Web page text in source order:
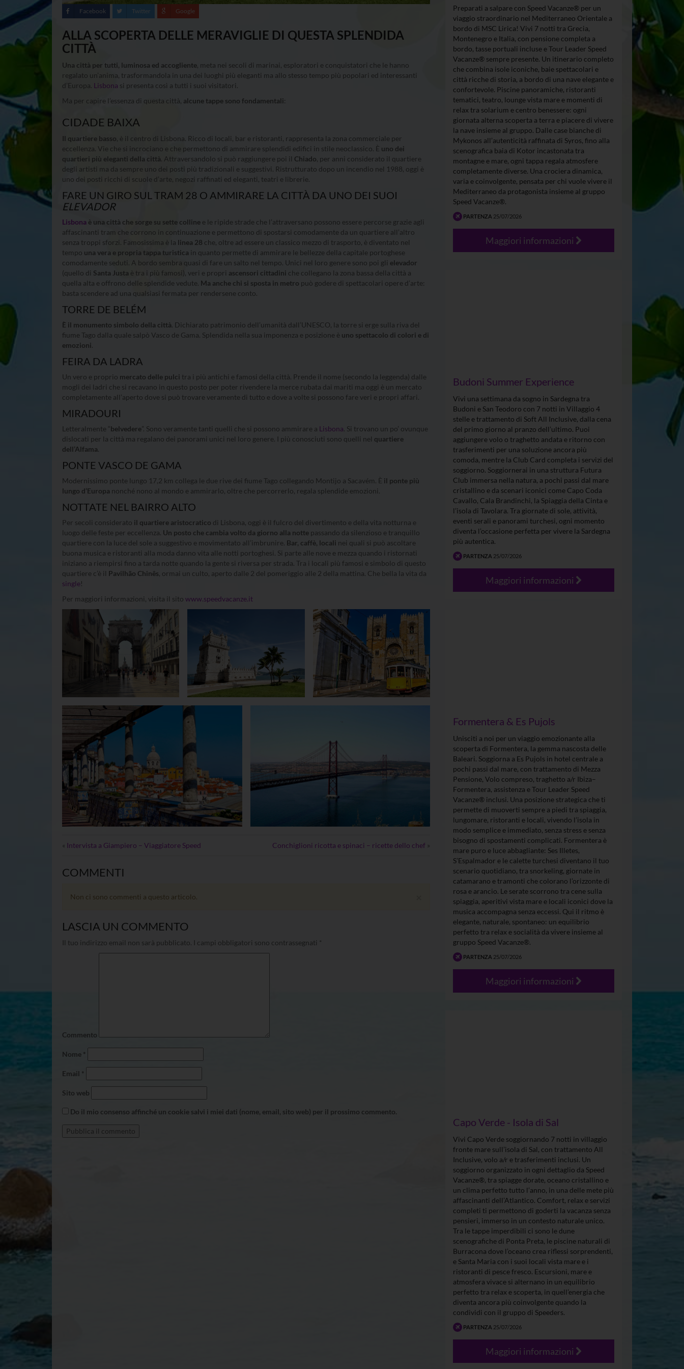
Facebook Twitter Google
ALLA SCOPERTA DELLE MERAVIGLIE DI QUESTA SPLENDIDA
CITTÀ
Una città per tutti, luminosa ed accogliente, meta nei secoli di marinai, esploratori e conquistatori che le hanno
regalato un’anima, trasformandola in una dei luoghi più eleganti ma allo stesso tempo più popolari ed interessanti
d’Europa. Lisbona si presenta così a tutti i suoi visitatori.
Ma per capire l’essenza di questa città, alcune tappe sono fondamentali:
CIDADE BAIXA
Il quartiere basso , è il centro di Lisbona. Ricco di locali, bar e ristoranti, rappresenta la zona commerciale per
eccellenza. Vie che si incrociano e che permettono di ammirare splendidi edifici in stile neoclassico. È uno dei
quartieri più eleganti della città . Attraversandolo si può raggiungere poi il Chiado, per anni considerato il quartiere
degli artisti ma da sempre uno dei posti più tradizionali e suggestivi. Ristrutturato dopo un incendio nel 1988, oggi è
uno dei posti ricchi di scuole d’arte, negozi raffinati ed eleganti, teatri e librerie.
FARE UN GIRO SUL TRAM 28 O AMMIRARE LA CITTÀ DA UNO DEI SUOI
ELEVADOR
Lisbona è una città che sorge su sette colline e le ripide strade che l’attraversano possono essere percorse grazie agli
affascinanti tram che corrono in continuazione e permettono di spostarsi comodamente da un quartiere all’altro
senza troppi sforzi. Famosissima è la linea 28 che, oltre ad essere un classico mezzo di trasporto, è diventato nel
tempo una vera e propria tappa turistica in quanto permette di ammirare le bellezze della capitale portoghese
comodamente seduti. A bordo sembra quasi di fare un salto nel tempo. Unici nel loro genere sono poi gli elevador
(quello di Santa Justa è tra i più famosi), veri e propri ascensori cittadini che collegano la zona bassa della città a
quella alta e offrono delle splendide vedute. Ma anche chi si sposta in metro può godere di spettacolari opere d’arte:
basta scendere ad una qualsiasi fermata per rendersene conto.
TORRE DE BELÉM
È il monumento simbolo della città. Dichiarato patrimonio dell’umanità dall’UNESCO, la torre si erge sulla riva del
fiume Tago dalla quale salpò Vasco de Gama. Splendida nella sua imponenza e posizione è uno spettacolo di colori e di
emozioni.
FEIRA DA LADRA
Un vero e proprio mercato delle pulci tra i più antichi e famosi della città. Prende il nome (secondo la leggenda) dalle
mogli dei ladri che si recavano in questo posto per poter rivendere la merce rubata dai mariti ma oggi è un mercato
completamente all’aperto dove si può trovare veramente di tutto e dove a volte si possono fare veri e propri affari.
MIRADOURI
Letteralmente “ belvedere”. Sono veramente tanti quelli che si possono ammirare a Lisbona. Si trovano un po’ ovunque
dislocati per la città ma regalano dei panorami unici nel loro genere. I più conosciuti sono quelli nel quartiere
dell’Alfama.
PONTE VASCO DE GAMA
Modernissimo ponte lungo 17,2 km collega le due rive dei fiume Tago collegando Montijo a Sacavém. È il ponte più
lungo d’Europa nonché nono al mondo e ammirarlo, oltre che percorrerlo, regala splendide emozioni.
NOTTATE NEL BAIRRO ALTO
Per secoli considerato il quartiere aristocratico di Lisbona, oggi è il fulcro del divertimento e della vita notturna e
luogo delle feste per eccellenza. Un posto che cambia volto da giorno alla notte passando da silenzioso e tranquillo
quartiere con la luce del sole a suggestivo e movimentato all’imbrunire. Bar, caffè, locali nei quali si può ascoltare
buona musica e ristoranti alla moda danno vita alle notti portoghesi. Si parte alle nove e mezza quando i ristornati
iniziano a riempirsi fino a tarda notte quando la gente si riversa per strada. Tra i locali più famosi e simbolo di questo
quartiere c’è il Pavilhão Chinês, ormai un culto, aperto dalle 2 del pomeriggio alle 2 della mattina. Che bella la vita da
single!
Per maggiori informazioni, visita il sito www.speedvacanze.it
« Intervista a Giampiero – Viaggiatore Speed Conchiglioni ricotta e spinaci – ricette dello chef »
COMMENTI
Non ci sono commenti a questo articolo.
LASCIA UN COMMENTO
Il tuo indirizzo email non sarà pubblicato. I campi obbligatori sono contrassegnati *
Commento
Nome *
Email *
Sito web
Do il mio consenso affinché un cookie salvi i miei dati (nome, email, sito web) per il prossimo commento.
Preparati a salpare con Speed Vacanze® per un
viaggio straordinario nel Mediterraneo Orientale a
bordo di MSC Lirica! Vivi 7 notti tra Grecia,
Montenegro e Italia, con pensione completa a
bordo, tasse portuali incluse e Tour Leader Speed
Vacanze® sempre presente. Un itinerario completo
che combina isole iconiche, baie spettacolari e
città ricche di storia, a bordo di una nave elegante e
confortevole. Piscine panoramiche, ristoranti
tematici, teatro, lounge vista mare e momenti di
relax tra solarium e centro benessere: ogni
giornata alterna scoperta a terra e piacere di vivere
la nave insieme al gruppo. Dalle case bianche di
Mykonos all’autenticità raffinata di Syros, fino alla
scenografica baia di Kotor incastonata tra
montagne e mare, ogni tappa regala atmosfere
completamente diverse. Una crociera dinamica,
varia e coinvolgente, pensata per chi vuole vivere il
Mediterraneo da protagonista insieme al gruppo
Speed Vacanze®.
PARTENZA 25/07/2026
Maggiori informazioni
Budoni Summer Experience
Vivi una settimana da sogno in Sardegna tra
Budoni e San Teodoro con 7 notti in Villaggio 4
stelle e trattamento di Soft All Inclusive, dalla cena
del primo giorno al pranzo dell’ultimo. Puoi
aggiungere volo o traghetto andata e ritorno con
trasferimenti per una soluzione ancora più
comoda, mentre la Club Card completa i servizi del
soggiorno. Soggiornerai in una struttura Futura
Club immersa nella natura, a pochi passi dal mare
cristallino e da scenari iconici come Capo Coda
Cavallo, Cala Brandinchi, la Spiaggia della Cinta e
l’isola di Tavolara. Tra giornate di sole, attività,
eventi serali e panorami turchesi, ogni momento
diventa l’occasione perfetta per vivere la Sardegna
più autentica.
PARTENZA 25/07/2026
Maggiori informazioni
Formentera & Es Pujols
Unisciti a noi per un viaggio emozionante alla
scoperta di Formentera, la gemma nascosta delle
Baleari. Soggiorna a Es Pujols in hotel centrale a
pochi passi dal mare, con trattamento di Mezza
Pensione, Volo compreso, traghetto a/r Ibiza–
Formentera, assistenza e Tour Leader Speed
Vacanze® inclusi. Una posizione strategica che ti
permette di muoverti sempre a piedi tra spiaggia,
lungomare, ristoranti e locali, vivendo l’isola in
modo semplice e immediato, senza stress e senza
bisogno di spostamenti complicati. Formentera è
mare puro e luce abbagliante: Ses Illetes,
S’Espalmador e le calette turchesi diventano il tuo
scenario quotidiano, tra snorkeling, giornate in
catamarano e tramonti che colorano l’orizzonte di
rosa e arancio. Le serate scorrono tra cene sulla
spiaggia, aperitivi vista mare e locali iconici dove la
musica accompagna senza eccessi. Qui il ritmo è
elegante, naturale, spontaneo: un equilibrio
perfetto tra relax e socialità da vivere insieme al
gruppo Speed Vacanze®.
PARTENZA 25/07/2026
Maggiori informazioni
Capo Verde - Isola di Sal
Vivi Capo Verde soggiornando 7 notti in villaggio
fronte mare sull’isola di Sal, con trattamento All
Inclusive, volo a/r e trasferimenti inclusi. Un
soggiorno organizzato in ogni dettaglio da Speed
Vacanze®, tra spiagge dorate, oceano cristallino e
un clima perfetto tutto l’anno, in una delle mete più
affascinanti dell’Atlantico. Comfort, relax e servizi
completi ti permettono di goderti la vacanza senza
pensieri, immerso in un contesto naturale unico.
Tra le tappe imperdibili ci sono le dune
scenografiche di Ponta Preta, le piscine naturali di
Burracona dove l’oceano crea riflessi sorprendenti,
e Santa Maria con i suoi locali vista mare e i
ristoranti di pesce fresco. Escursioni, mare e
atmosfera vivace si alternano in un equilibrio
perfetto tra relax e scoperta, in quell’energia che
diventa ancora più coinvolgente quando la
condividi con il gruppo di Speeders.
PARTENZA 25/07/2026
Maggiori informazioni